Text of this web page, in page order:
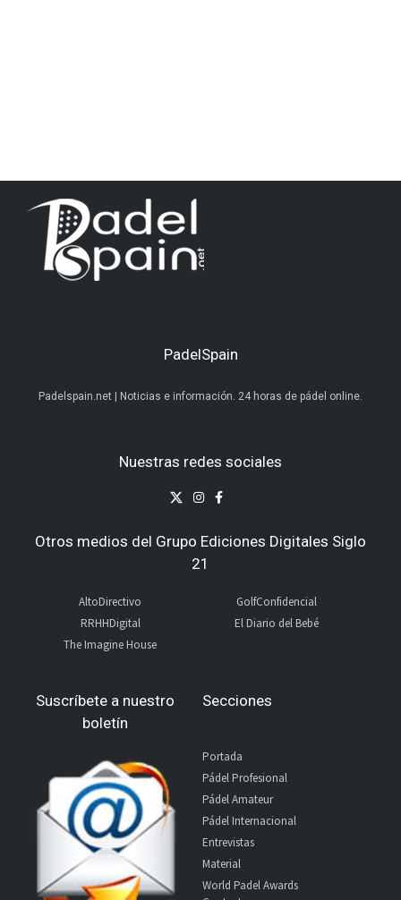
PadelSpain
Padelspain.net | Noticias e información. 24 horas de pádel online.
Nuestras redes sociales
Otros medios del Grupo Ediciones Digitales Siglo
21
AltoDirectivo
RRHHDigital
The Imagine House
GolfConfidencial
El Diario del Bebé
Suscríbete a nuestro
boletín
Secciones
Portada
Pádel Profesional
Pádel Amateur
Pádel Internacional
Entrevistas
Material
World Padel Awards